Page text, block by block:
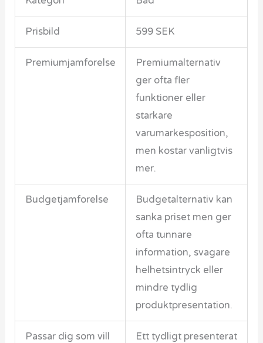
Prisbild 599 SEK
Premiumjamforelse
Premiumalternativ
ger ofta fler
funktioner eller
starkare
varumarkesposition,
men kostar vanligtvis
mer.
Budgetjamforelse
Budgetalternativ kan
sanka priset men ger
ofta tunnare
information, svagare
helhetsintryck eller
mindre tydlig
produktpresentation.
Passar dig som vill
Ett tydligt presenterat